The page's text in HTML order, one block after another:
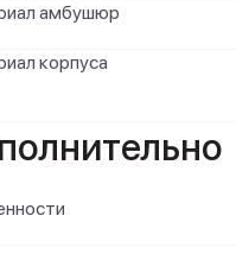
амбушюр
корпуса